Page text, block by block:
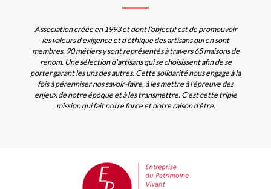
Association créée en 1993 et dont l'objectif est de promouvoir
les valeurs d'exigence et d'éthique des artisans qui en sont
membres. 90 métiers y sont représentés à travers 65 maisons de
renom. Une sélection d'artisans qui se choisissent afin de se
porter garant les uns des autres. Cette solidarité nous engage à la
fois à pérenniser nos savoir-faire, à les mettre à l'épreuve des
enjeux de notre époque et à les transmettre. C'est cette triple
mission qui fait notre force et notre raison d'être.